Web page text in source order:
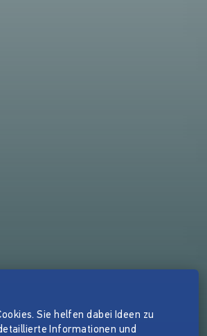
Sie helfen dabei Ideen zu
Informationen und